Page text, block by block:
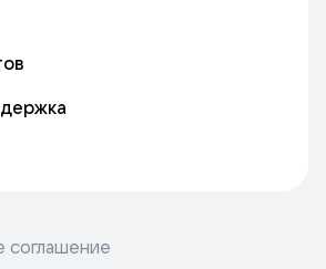
соглашение